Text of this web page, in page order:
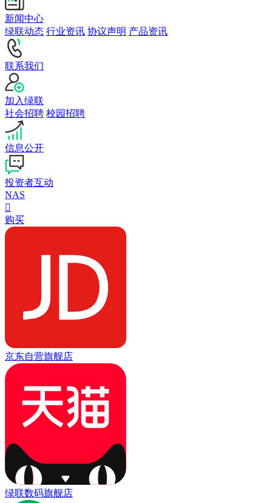
新闻中心
绿联动态 行业资讯 协议声明 产品资讯
联系我们
加入绿联
社会招聘 校园招聘
信息公开
投资者互动
NAS

购买
京东自营旗舰店
绿联数码旗舰店